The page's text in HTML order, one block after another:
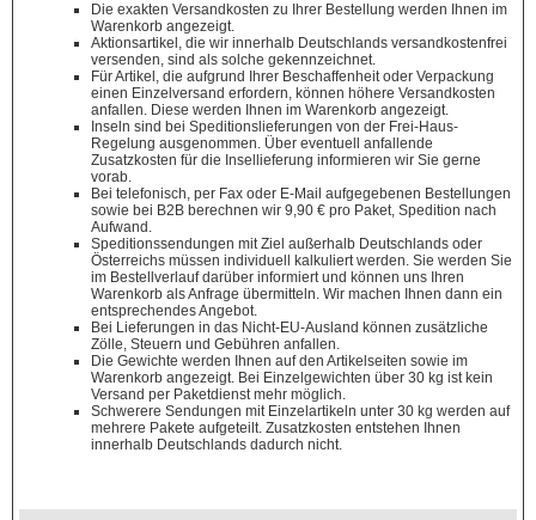
Die exakten Versandkosten zu Ihrer Bestellung werden Ihnen im
Warenkorb angezeigt.
Aktionsartikel, die wir innerhalb Deutschlands versandkostenfrei
versenden, sind als solche gekennzeichnet.
Für Artikel, die aufgrund Ihrer Beschaffenheit oder Verpackung
einen Einzelversand erfordern, können höhere Versandkosten
anfallen. Diese werden Ihnen im Warenkorb angezeigt.
Inseln sind bei Speditionslieferungen von der Frei-Haus-
Regelung ausgenommen. Über eventuell anfallende
Zusatzkosten für die Insellieferung informieren wir Sie gerne
vorab.
Bei telefonisch, per Fax oder E-Mail aufgegebenen Bestellungen
sowie bei B2B berechnen wir 9,90 € pro Paket, Spedition nach
Aufwand.
Speditionssendungen mit Ziel außerhalb Deutschlands oder
Österreichs müssen individuell kalkuliert werden. Sie werden Sie
im Bestellverlauf darüber informiert und können uns Ihren
Warenkorb als Anfrage übermitteln. Wir machen Ihnen dann ein
entsprechendes Angebot.
Bei Lieferungen in das Nicht-EU-Ausland können zusätzliche
Zölle, Steuern und Gebühren anfallen.
Die Gewichte werden Ihnen auf den Artikelseiten sowie im
Warenkorb angezeigt. Bei Einzelgewichten über 30 kg ist kein
Versand per Paketdienst mehr möglich.
Schwerere Sendungen mit Einzelartikeln unter 30 kg werden auf
mehrere Pakete aufgeteilt. Zusatzkosten entstehen Ihnen
innerhalb Deutschlands dadurch nicht.